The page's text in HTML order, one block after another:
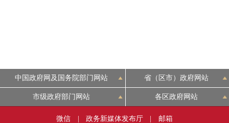
中国政府网及国务院部门网站 省（区市）政府网站
市级政府部门网站 各区政府网站
微信 政务新媒体发布厅 邮箱